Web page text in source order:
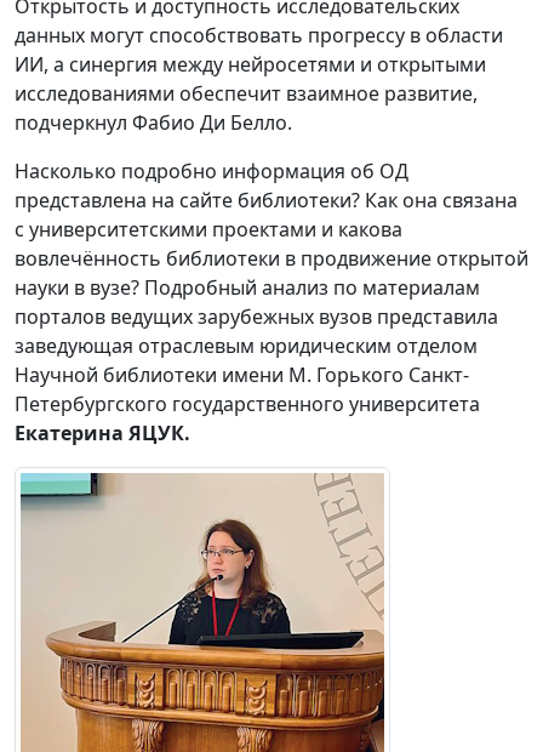
Открытость и доступность исследовательских
данных могут способствовать прогрессу в области
ИИ, а синергия между нейросетями и открытыми
исследованиями обеспечит взаимное развитие,
подчеркнул Фабио Ди Белло.
Насколько подробно информация об ОД
представлена на сайте библиотеки? Как она связана
с университетскими проектами и какова
вовлечённость библиотеки в продвижение открытой
науки в вузе? Подробный анализ по материалам
порталов ведущих зарубежных вузов представила
заведующая отраслевым юридическим отделом
Научной библиотеки имени М. Горького Санкт-
Петербургского государственного университета
Екатерина ЯЦУК.